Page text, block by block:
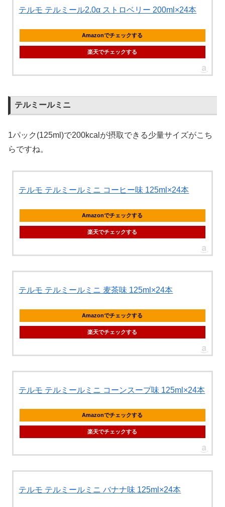
テルモ テルミール2.0α ストロベリー 200ml×24本
Amazonでチェックする
楽天でチェックする
テルミールミニ
1パック(125ml)で200kcalが摂取できる少量サイズがこち
らですね。
テルモ テルミールミニ コーヒー味 125ml×24本
Amazonでチェックする
楽天でチェックする
テルモ テルミールミニ 麦茶味 125ml×24本
Amazonでチェックする
楽天でチェックする
テルモ テルミールミニ コーンスープ味 125ml×24本
Amazonでチェックする
楽天でチェックする
テルモ テルミールミニ バナナ味 125ml×24本